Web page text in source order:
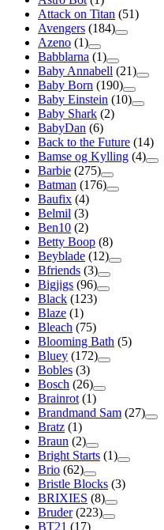
Attack on Titan (51)
Avengers (184)
Azeno (1)
Babblarna (1)
Baby Annabell (21)
Baby Born (190)
Baby Einstein (10)
Baby Shark (2)
BabyDan (6)
Back to the Future (14)
Bamse og Kylling (4)
Barbie (275)
Batman (176)
Baufix (4)
Belmil (3)
Ben10 (2)
Betty Boop (8)
Beyblade (12)
Bfriends (3)
Bigjigs (96)
Black (123)
Blaze (1)
Bleach (75)
Blooming Bath (5)
Bluey (172)
Bobles (3)
Bosch (26)
Brainrot (1)
Brandmand Sam (27)
Bratz (1)
Braun (2)
Bright Starts (1)
Brio (62)
Bristle Blocks (3)
BRIXIES (8)
Bruder (223)
BT21 (17)